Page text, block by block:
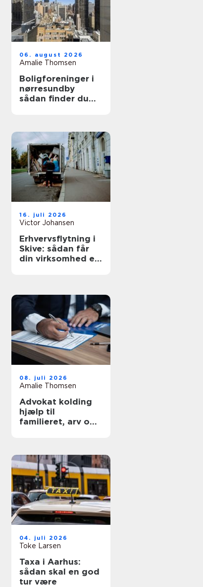
06. august 2026
Amalie Thomsen
Boligforeninger i
nørresundby
sådan finder du
16. juli 2026
Victor Johansen
Erhvervsflytning i
Skive: sådan får
din virksomhed en
08. juli 2026
Amalie Thomsen
Advokat kolding
hjælp til
familieret, arv og
04. juli 2026
Toke Larsen
Taxa i Aarhus:
sådan skal en god
tur være